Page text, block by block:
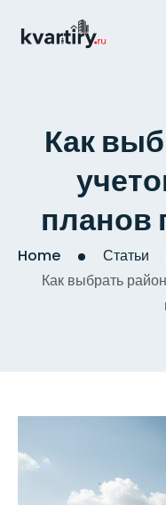
Как
планов
Home
Статьи
Как выбрать